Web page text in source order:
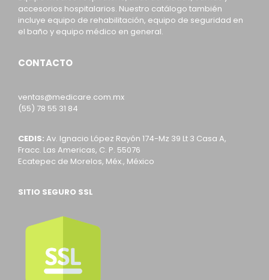
accesorios hospitalarios. Nuestro catálogo también
incluye equipo de rehabilitación, equipo de seguridad en
el baño y equipo médico en general.
CONTACTO
ventas@medicare.com.mx
(55) 78 55 31 84
CEDIS: Av. Ignacio López Rayón 174-Mz 39 Lt 3 Casa A,
Fracc. Las Americas, C. P. 55076
Ecatepec de Morelos, Méx., México
SITIO SEGURO SSL